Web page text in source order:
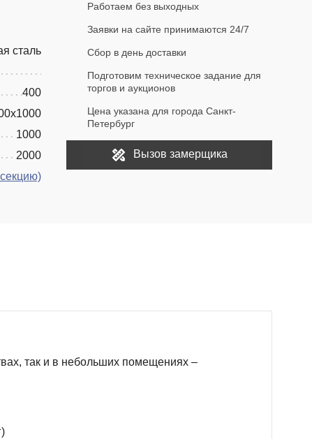
сталь
400
1000
2000
Работаем без выходных
Заявки на сайте принимаются 24/7
Сбор в день доставки
Подготовим техническое задание для
торгов и аукционов
Цена указана для города Санкт-
Петербург
Вызов замерщика
так и в небольших помещениях –